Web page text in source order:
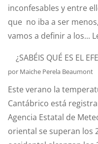
inconfesables y entre
que no iba a ser
vamos a definir a los...
¿SABÉIS QUÉ ES EL
por Maiche Perela Beaumont
Este verano la
Cantábrico está
Agencia Estatal de
oriental se superan los